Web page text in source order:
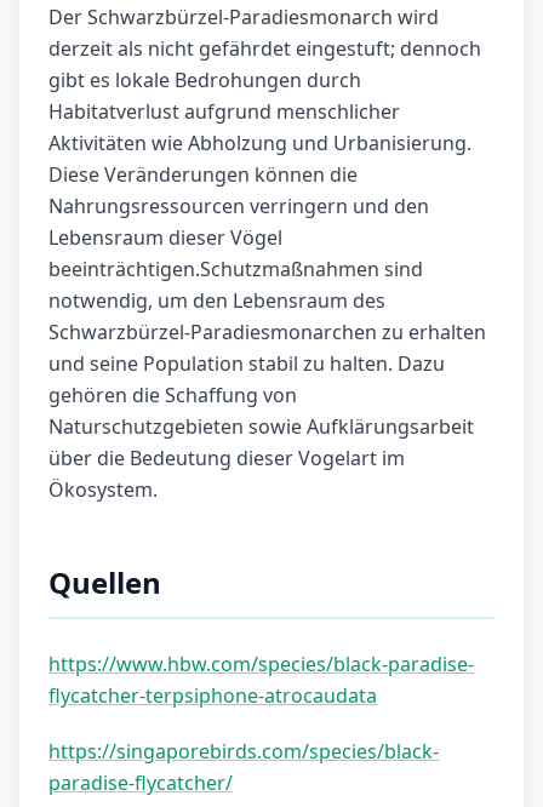
Der Schwarzbürzel-Paradiesmonarch wird
derzeit als nicht gefährdet eingestuft; dennoch
gibt es lokale Bedrohungen durch
Habitatverlust aufgrund menschlicher
Aktivitäten wie Abholzung und Urbanisierung.
Diese Veränderungen können die
Nahrungsressourcen verringern und den
Lebensraum dieser Vögel
beeinträchtigen.Schutzmaßnahmen sind
notwendig, um den Lebensraum des
Schwarzbürzel-Paradiesmonarchen zu erhalten
und seine Population stabil zu halten. Dazu
gehören die Schaffung von
Naturschutzgebieten sowie Aufklärungsarbeit
über die Bedeutung dieser Vogelart im
Ökosystem.
Quellen
https://www.hbw.com/species/black-paradise-
flycatcher-terpsiphone-atrocaudata
https://singaporebirds.com/species/black-
paradise-flycatcher/